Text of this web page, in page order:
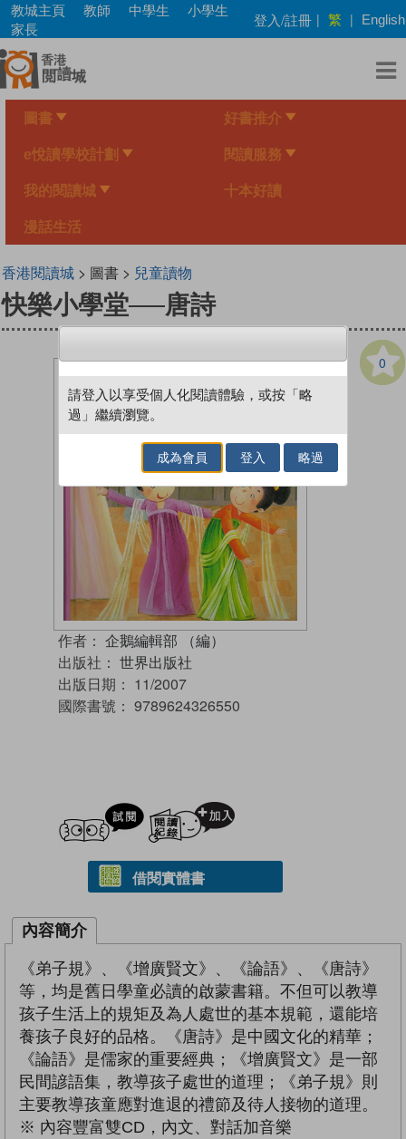
Skip
main
content
教城主頁 教師 中學生
小學生
家長
登入/註冊 | 繁 | English
圖書 好書推介
e悅讀學校計劃 閱讀服務
我的閱讀城 十本好讀
漫話生活
香港閱讀城> 圖書 > 兒童讀物
快樂小學堂──唐詩
0
作者： 企鵝編輯部 （編）
出版社： 世界出版社
出版日期： 11/2007
國際書號： 9789624326550
試閲
借閱實體書
內容簡介
《弟子規》、《增廣賢文》、《論語》、《唐詩》
等，均是舊日學童必讀的啟蒙書籍。不但可以教導
孩子生活上的規矩及為人處世的基本規範，還能培
養孩子良好的品格。《唐詩》是中國文化的精華；
《論語》是儒家的重要經典；《增廣賢文》是一部
民間諺語集，教導孩子處世的道理；《弟子規》則
主要教導孩童應對進退的禮節及待人接物的道理。
※ 內容豐富雙CD，內文、對話加音樂
請登入以享受個人化閱讀體驗，或按「略
過」繼續瀏覽。
成為會員 登入 略過